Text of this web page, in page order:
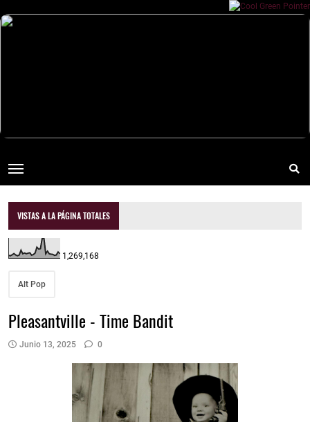
VISTAS A LA PÁGINA TOTALES
1,269,168
Alt Pop
Pleasantville - Time Bandit
Junio 13, 2025 0